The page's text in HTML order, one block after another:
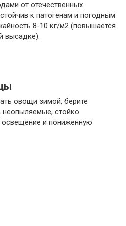
от отечественных
к патогенам и погодным
8-10 кг/м2 (повышается
высадке).
овощи зимой, берите
стойко
и пониженную